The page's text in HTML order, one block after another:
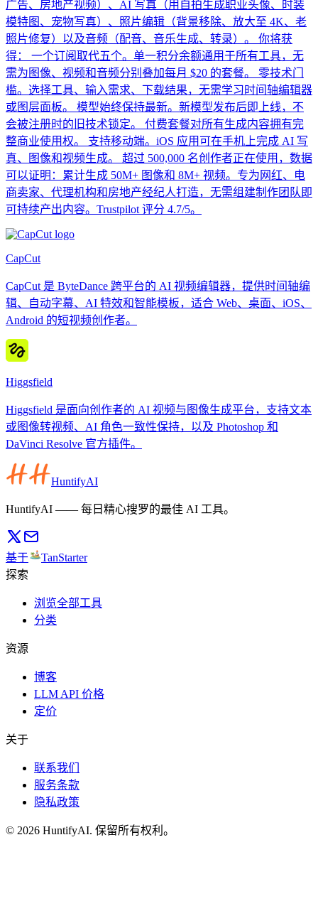
广告、房地产视频）、AI 写真（用自拍生成职业头像、时装
模特图、宠物写真）、照片编辑（背景移除、放大至 4K、老
照片修复）以及音频（配音、音乐生成、转录）。 你将获
得： 一个订阅取代五个。单一积分余额通用于所有工具，无
需为图像、视频和音频分别叠加每月 $20 的套餐。 零技术门
槛。选择工具、输入需求、下载结果，无需学习时间轴编辑器
或图层面板。 模型始终保持最新。新模型发布后即上线，不
会被注册时的旧技术锁定。 付费套餐对所有生成内容拥有完
整商业使用权。 支持移动端。iOS 应用可在手机上完成 AI 写
真、图像和视频生成。 超过 500,000 名创作者正在使用，数据
可以证明：累计生成 50M+ 图像和 8M+ 视频。专为网红、电
商卖家、代理机构和房地产经纪人打造，无需组建制作团队即
可持续产出内容。Trustpilot 评分 4.7/5。
CapCut
CapCut 是 ByteDance 跨平台的 AI 视频编辑器，提供时间轴编
辑、自动字幕、AI 特效和智能模板，适合 Web、桌面、iOS、
Android 的短视频创作者。
Higgsfield
Higgsfield 是面向创作者的 AI 视频与图像生成平台，支持文本
或图像转视频、AI 角色一致性保持，以及 Photoshop 和
DaVinci Resolve 官方插件。
HuntifyAI
HuntifyAI —— 每日精心搜罗的最佳 AI 工具。
基于
TanStarter
探索
浏览全部工具
分类
资源
博客
LLM API 价格
定价
关于
联系我们
服务条款
隐私政策
© 2026 HuntifyAI. 保留所有权利。